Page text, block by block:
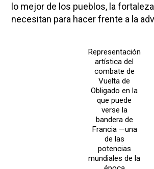
lo mejor de los pueblos, la
necesitan para hacer frente a la
Representación
artística del
combate de
Vuelta de
Obligado en la
que puede
verse la
bandera de
Francia —una
de las
potencias
mundiales de la